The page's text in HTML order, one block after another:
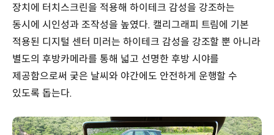
장치에 터치스크린을 적용해 하이테크 감성을 강조하는
동시에 시인성과 조작성을 높였다. 캘리그래피 트림에 기본
적용된 디지털 센터 미러는 하이테크 감성을 강조할 뿐 아니라
별도의 후방카메라를 통해 넓고 선명한 후방 시야를
제공함으로써 궂은 날씨와 야간에도 안전하게 운행할 수
있도록 돕는다.